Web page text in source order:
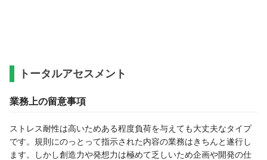
トータルアセスメント
業務上の留意事項
ストレス耐性は高いためある程度負荷を与えても大丈夫なタイプ
です。規則にのっとって指示された内容の業務はきちんと遂行し
ます。しかし創造力や発想力は極めて乏しいため企画や開発の仕